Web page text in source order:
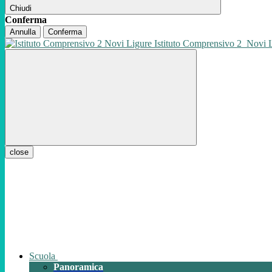
Chiudi
Conferma
Annulla Conferma
Istituto Comprensivo 2 Novi
close
Scuola
Panoramica